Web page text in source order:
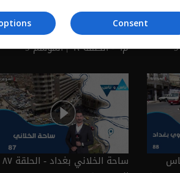
وناس
طريق الزائرين بغداد - ناس
م٩ - الحلقة ٩٢ | الموسم 9
ساحة
Consent